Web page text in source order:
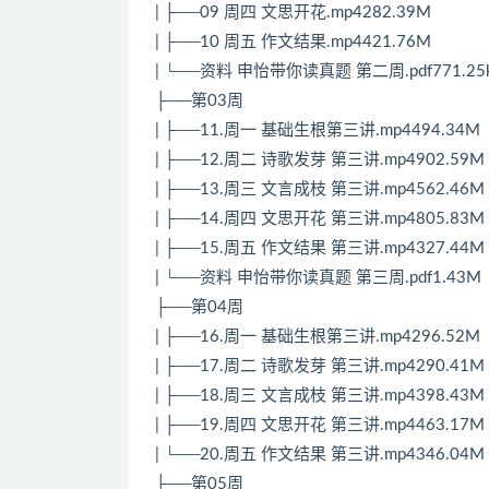
| ├──09 周四 文思开花.mp4282.39M
| ├──10 周五 作文结果.mp4421.76M
| └──资料 申怡带你读真题 第二周
├──第03周
| ├──11.周一 基础生根第三讲.mp4494.34M
| ├──12.周二 诗歌发芽 第三讲.mp4902.59M
| ├──13.周三 文言成枝 第三讲.mp4562.46M
| ├──14.周四 文思开花 第三讲.mp4805.83M
| ├──15.周五 作文结果 第三讲.mp4327.44M
| └──资料 申怡带你读真题 第三周.pdf1.43M
├──第04周
| ├──16.周一 基础生根第三讲.mp4296.52M
| ├──17.周二 诗歌发芽 第三讲.mp4290.41M
| ├──18.周三 文言成枝 第三讲.mp4398.43M
| ├──19.周四 文思开花 第三讲.mp4463.17M
| └──20.周五 作文结果 第三讲.mp4346.04M
├──第05周